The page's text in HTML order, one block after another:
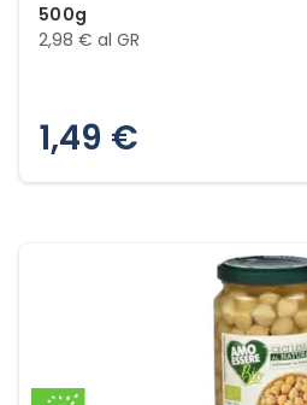
500g
2,98 € al GR
1,49 €